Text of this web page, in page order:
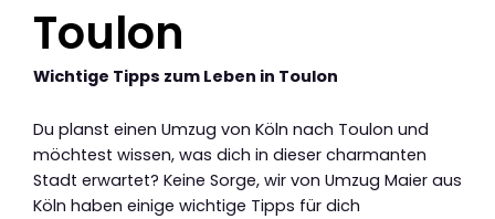
Toulon
Wichtige Tipps zum Leben in Toulon
Du planst einen Umzug von Köln nach Toulon und
möchtest wissen, was dich in dieser charmanten
Stadt erwartet? Keine Sorge, wir von Umzug Maier aus
Köln haben einige wichtige Tipps für dich